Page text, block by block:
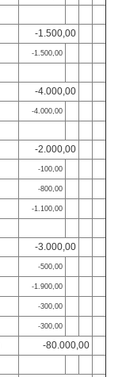
-1.500,00
-1.500,00
-4.000,00
-4.000,00
-2.000,00
-100,00
-800,00
-1.100,00
-3.000,00
-500,00
-1.900,00
-300,00
-300,00
-80.000,00